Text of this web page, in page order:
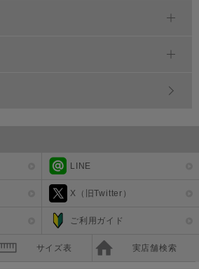
LINE
X（旧Twitter）
ご利用ガイド
サイズ表 実店舗検索